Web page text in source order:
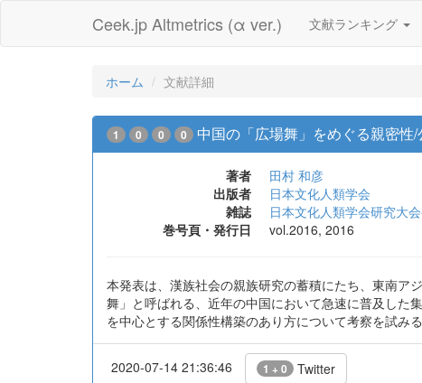
Ceek.jp Altmetrics (α ver.) 文献ランキング
ホーム 文献詳細
1 0 0 0 中国の「広場舞」をめぐる親密
著者
田村 和彦
出版者
日本文化人類学会
雑誌
日本文化人類学会研究大
巻号頁・発行日
vol.2016, 2016
本発表は、漢族社会の親族研究の蓄積にたち、東南ア
舞」と呼ばれる、近年の中国において急速に普及した
を中心とする関係性構築のあり方について考察を試みる
2020-07-14 21:36:46 1 + 0 Twitter